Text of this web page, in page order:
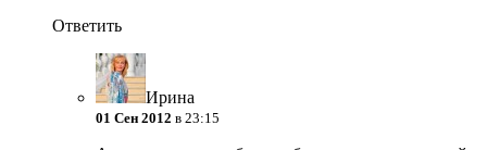
Ответить
Ирина
01 Сен 2012 в 23:15